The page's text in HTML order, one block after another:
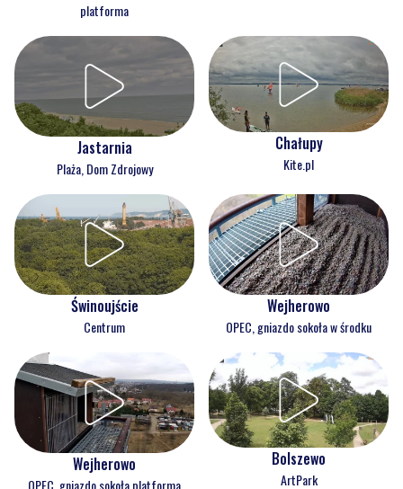
platforma
Jastarnia
Plaża, Dom Zdrojowy
Chałupy
Kite.pl
Świnoujście
Centrum
Wejherowo
OPEC, gniazdo sokoła w środku
Wejherowo Bolszewo
ArtPark